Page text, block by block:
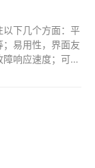
下几个方面：平
易用性，界面友
响应速度；可扩